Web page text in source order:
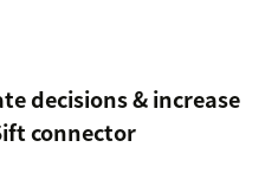
decisions & increase
connector